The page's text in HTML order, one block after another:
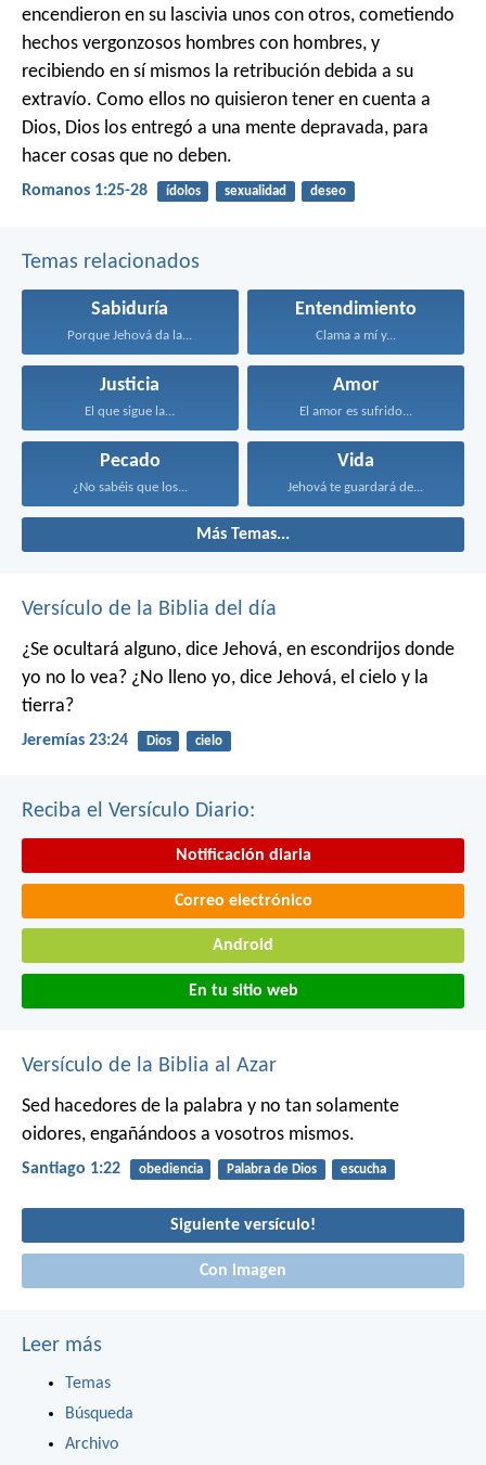
encendieron en su lascivia unos con otros, cometiendo
hechos vergonzosos hombres con hombres, y
recibiendo en sí mismos la retribución debida a su
extravío. Como ellos no quisieron tener en cuenta a
Dios, Dios los entregó a una mente depravada, para
hacer cosas que no deben.
Romanos 1:25-28 ídolos sexualidad deseo
Temas relacionados
Sabiduría
Porque Jehová da la...
Entendimiento
Clama a mí y...
Justicia
El que sigue la...
Amor
El amor es sufrido...
Pecado
¿No sabéis que los...
Vida
Jehová te guardará de...
Más Temas...
Versículo de la Biblia del día
¿Se ocultará alguno, dice Jehová, en escondrijos donde
yo no lo vea? ¿No lleno yo, dice Jehová, el cielo y la
tierra?
Jeremías 23:24 Dios cielo
Reciba el Versículo Diario:
Notificación diaria
Correo electrónico
Android
En tu sitio web
Versículo de la Biblia al Azar
Sed hacedores de la palabra y no tan solamente
oidores, engañándoos a vosotros mismos.
Santiago 1:22 obediencia Palabra de Dios escucha
Siguiente versículo!
Con imagen
Leer más
Temas
Búsqueda
Archivo